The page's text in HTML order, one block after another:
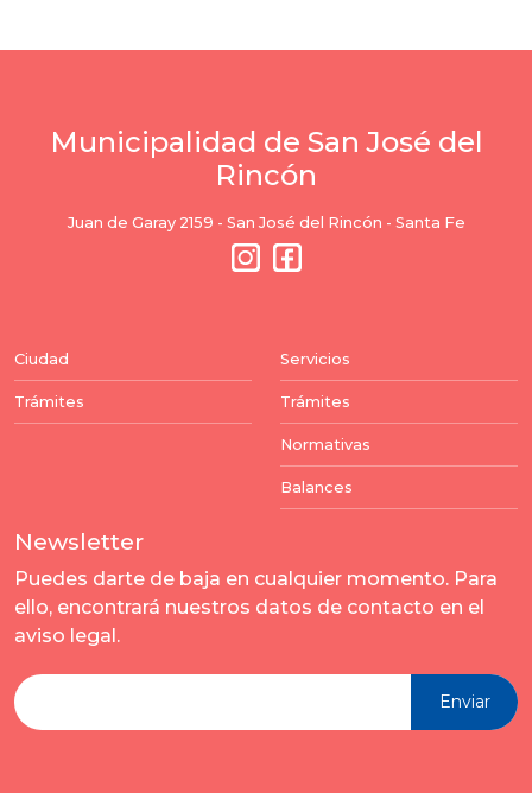
Municipalidad de San José del
Rincón
Juan de Garay 2159 - San José del Rincón - Santa Fe
Ciudad
Trámites
Servicios
Trámites
Normativas
Balances
Newsletter
Puedes darte de baja en cualquier momento. Para
ello, encontrará nuestros datos de contacto en el
aviso legal.
Enviar